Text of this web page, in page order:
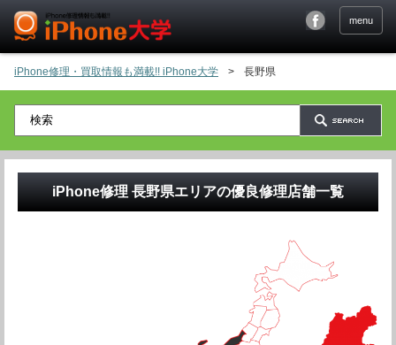
menu
iPhone修理・買取情報も満載!! iPhone大学 > 長野県
iPhone修理 長野県エリアの優良修理店舗一覧